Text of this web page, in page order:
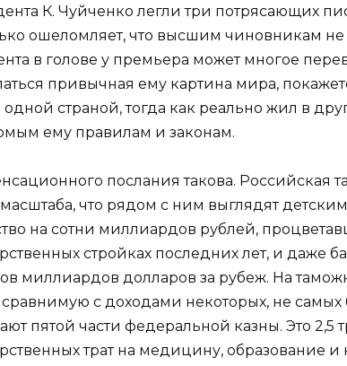
К. Чуйченко легли три потрясающих
ошеломляет, что высшим чиновникам
в голове у премьера может многое
привычная ему картина мира,
одной страной, тогда как реально жил в
ему правилам и законам.
послания такова. Российская
масштаба, что рядом с ним выглядят
на сотни миллиардов рублей,
стройках последних лет, и даже
миллиардов долларов за рубеж. На
с доходами некоторых, не
пятой части федеральной казны. Это 2,5
трат на медицину, образование и